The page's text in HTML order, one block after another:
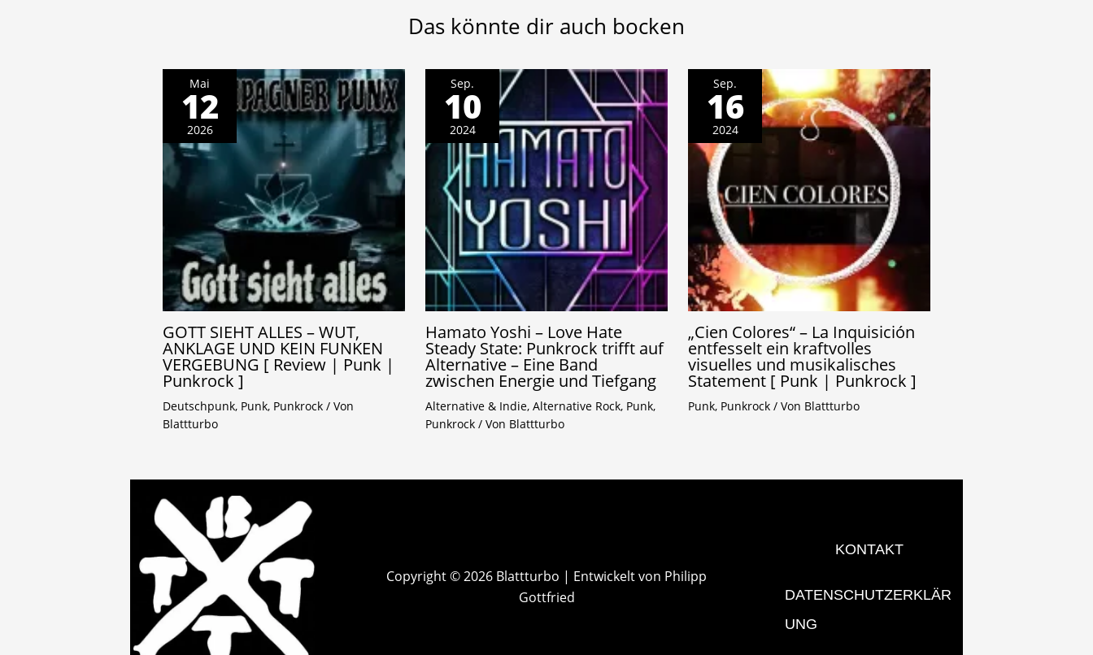
Das könnte dir auch bocken
Mai
12
2026
GOTT SIEHT ALLES – WUT,
ANKLAGE UND KEIN FUNKEN
VERGEBUNG [ Review | Punk |
Punkrock ]
Deutschpunk, Punk, Punkrock / Von
Blattturbo
Sep.
10
2024
Hamato Yoshi – Love Hate
Steady State: Punkrock trifft auf
Alternative – Eine Band
zwischen Energie und Tiefgang
Alternative & Indie, Alternative Rock, Punk,
Punkrock / Von Blattturbo
Sep.
16
2024
„Cien Colores“ – La Inquisición
entfesselt ein kraftvolles
visuelles und musikalisches
Statement [ Punk | Punkrock ]
Punk, Punkrock / Von Blattturbo
Copyright © 2026 Blattturbo | Entwickelt von Philipp
Gottfried
KONTAKT
DATENSCHUTZERKLÄR
UNG